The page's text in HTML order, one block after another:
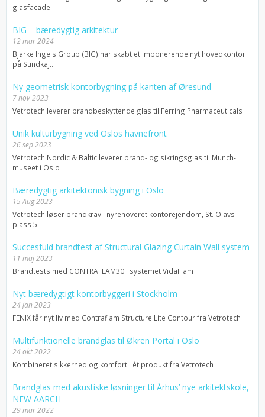
glasfacade
BIG – bæredygtig arkitektur
12 mar 2024
Bjarke Ingels Group (BIG) har skabt et imponerende nyt hovedkontor
på Sundkaj...
Ny geometrisk kontorbygning på kanten af Øresund
7 nov 2023
Vetrotech leverer brandbeskyttende glas til Ferring Pharmaceuticals
Unik kulturbygning ved Oslos havnefront
26 sep 2023
Vetrotech Nordic & Baltic leverer brand- og sikringsglas til Munch-
museet i Oslo
Bæredygtig arkitektonisk bygning i Oslo
15 Aug 2023
Vetrotech løser brandkrav i nyrenoveret kontorejendom, St. Olavs
plass 5
Succesfuld brandtest af Structural Glazing Curtain Wall system
11 maj 2023
Brandtests med CONTRAFLAM30 i systemet VidaFlam
Nyt bæredygtigt kontorbyggeri i Stockholm
24 jan 2023
FENIX får nyt liv med Contraflam Structure Lite Contour fra Vetrotech
Multifunktionelle brandglas til Økren Portal i Oslo
24 okt 2022
Kombineret sikkerhed og komfort i ét produkt fra Vetrotech
Brandglas med akustiske løsninger til Århus’ nye arkitektskole,
NEW AARCH
29 mar 2022